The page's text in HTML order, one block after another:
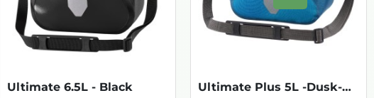
Ultimate 6.5L - Black Ultimate Plus 5L -Dusk-Blue/Denim KOOPJE